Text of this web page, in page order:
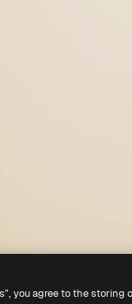
you agree to the